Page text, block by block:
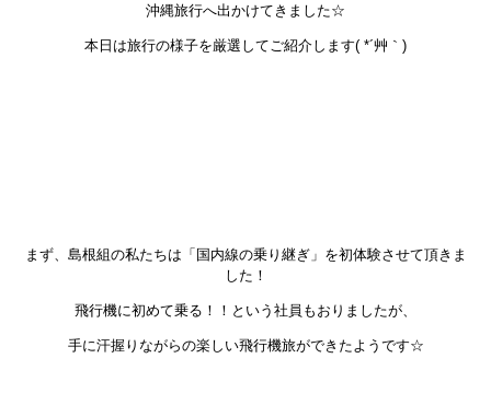
沖縄旅行へ出かけてきました☆
本日は旅行の様子を厳選してご紹介します( *´艸｀)
まず、島根組の私たちは「国内線の乗り継ぎ」を初体験させて頂きま
した！
飛行機に初めて乗る！！という社員もおりましたが、
手に汗握りながらの楽しい飛行機旅ができたようです☆